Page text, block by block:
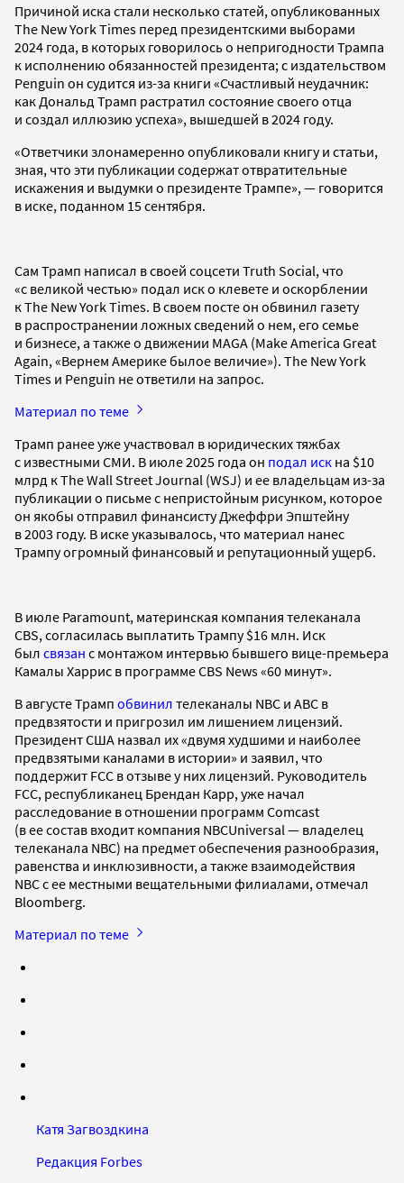
Причиной иска стали несколько статей, опубликованных
The New York Times перед президентскими выборами
2024 года, в которых говорилось о непригодности Трампа
к исполнению обязанностей президента; с издательством
Penguin он судится из-за книги «Счастливый неудачник:
как Дональд Трамп растратил состояние своего отца
и создал иллюзию успеха», вышедшей в 2024 году.
«Ответчики злонамеренно опубликовали книгу и статьи,
зная, что эти публикации содержат отвратительные
искажения и выдумки о президенте Трампе», — говорится
в иске, поданном 15 сентября.
Сам Трамп написал в своей соцсети Truth Social, что
«с великой честью» подал иск о клевете и оскорблении
к The New York Times. В своем посте он обвинил газету
в распространении ложных сведений о нем, его семье
и бизнесе, а также о движении MAGA (Make America Great
Again, «Вернем Америке былое величие»). The New York
Times и Penguin не ответили на запрос.
Материал по теме
Трамп ранее уже участвовал в юридических тяжбах
с известными СМИ. В июле 2025 года он подал иск на $10
млрд к The Wall Street Journal (WSJ) и ее владельцам из-за
публикации о письме с непристойным рисунком, которое
он якобы отправил финансисту Джеффри Эпштейну
в 2003 году. В иске указывалось, что материал нанес
Трампу огромный финансовый и репутационный ущерб.
В июле Paramount, материнская компания телеканала
CBS, согласилась выплатить Трампу $16 млн. Иск
был связан с монтажом интервью бывшего вице-премьера
Камалы Харрис в программе CBS News «60 минут».
В августе Трамп обвинил телеканалы NBC и ABC в
предвзятости и пригрозил им лишением лицензий.
Президент США назвал их «двумя худшими и наиболее
предвзятыми каналами в истории» и заявил, что
поддержит FCC в отзыве у них лицензий. Руководитель
FCC, республиканец Брендан Карр, уже начал
расследование в отношении программ Comcast
(в ее состав входит компания NBCUniversal — владелец
телеканала NBC) на предмет обеспечения разнообразия,
равенства и инклюзивности, а также взаимодействия
NBC с ее местными вещательными филиалами, отмечал
Bloomberg.
Материал по теме
Катя Загвоздкина
Редакция Forbes